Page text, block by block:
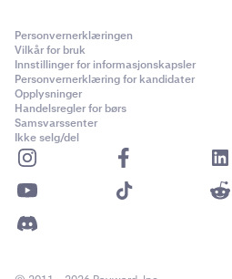
Personvernerklæringen
Vilkår for bruk
Innstillinger for informasjonskapsler
Personvernerklæring for kandidater
Opplysninger
Handelsregler for børs
Samsvarssenter
Ikke selg/del